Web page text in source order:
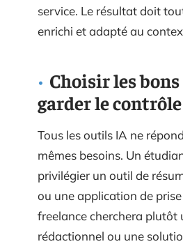
service. Le résultat doit
enrichi et adapté au
Choisir les
garder le contrôle
Tous les outils IA ne
mêmes besoins. Un
privilégier un outil de
ou une application de
freelance cherchera plutôt
rédactionnel ou une